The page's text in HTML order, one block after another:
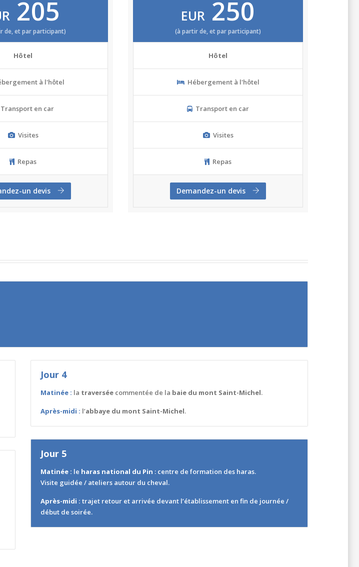
205
de, et par participant)
Hôtel
à l'hôtel
Transport en car
Visites
Repas
un devis
EUR 250
(à partir de, et par participant)
Hôtel
Hébergement à l'hôtel
Transport en car
Visites
Repas
Demandez-un devis
Jour 4
Matinée : la traversée commentée de la baie du mont Saint-Michel.
Après-midi : l’abbaye du mont Saint-Michel.
Jour 5
Matinée : le haras national du Pin : centre de formation des haras.
Visite guidée / ateliers autour du cheval.
Après-midi : trajet retour et arrivée devant l’établissement en fin de journée /
début de soirée.